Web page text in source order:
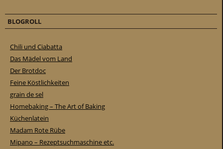
BLOGROLL
Chili und Ciabatta
Das Mädel vom Land
Der Brotdoc
Feine Köstlichkeiten
grain de sel
Homebaking – The Art of Baking
Küchenlatein
Madam Rote Rübe
Mipano – Rezeptsuchmaschine etc.